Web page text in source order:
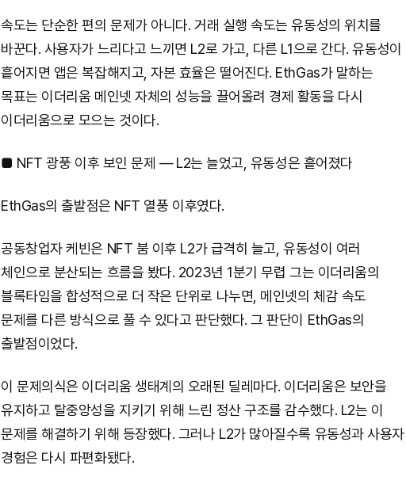
속도는 단순한 편의 문제가 아니다. 거래 실행 속도는 유동성의 위치를
바꾼다. 사용자가 느리다고 느끼면 L2로 가고, 다른 L1으로 간다. 유동성이
흩어지면 앱은 복잡해지고, 자본 효율은 떨어진다. EthGas가 말하는
목표는 이더리움 메인넷 자체의 성능을 끌어올려 경제 활동을 다시
이더리움으로 모으는 것이다.
■ NFT 광풍 이후 보인 문제 — L2는 늘었고, 유동성은 흩어졌다
EthGas의 출발점은 NFT 열풍 이후였다.
공동창업자 케빈은 NFT 붐 이후 L2가 급격히 늘고, 유동성이 여러
체인으로 분산되는 흐름을 봤다. 2023년 1분기 무렵 그는 이더리움의
블록타임을 합성적으로 더 작은 단위로 나누면, 메인넷의 체감 속도
문제를 다른 방식으로 풀 수 있다고 판단했다. 그 판단이 EthGas의
출발점이었다.
이 문제의식은 이더리움 생태계의 오래된 딜레마다. 이더리움은 보안을
유지하고 탈중앙성을 지키기 위해 느린 정산 구조를 감수했다. L2는 이
문제를 해결하기 위해 등장했다. 그러나 L2가 많아질수록 유동성과 사용자
경험은 다시 파편화됐다.